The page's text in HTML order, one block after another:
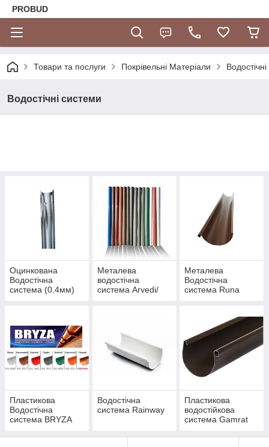
PROBUD
Товари та послуги Покрівельні Матеріали
Водостічні системи
Оцинкована
Водостічна
система (0.4мм)
Металева
водостічна
система Arvedi/
Металева
Водостічна
система Runa
Пластикова
Водостічна
система BRYZA
Водостічна
система Rainway
Пластикова
водостійкова
система Gamrat